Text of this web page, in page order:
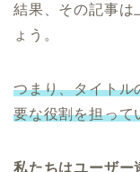
結果、その記事は
ょう。
つまり、タイトル
要な役割を担って
私たちはユーザー